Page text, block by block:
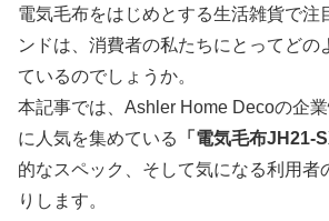
電気毛布をはじめとする生活雑貨で注
ンドは、消費者の私たちにとってどの
ているのでしょうか。
本記事では、Ashler Home Decoの企
に人気を集めている
「電気毛布JH21-
的なスペック、そして気になる利用者
りします。